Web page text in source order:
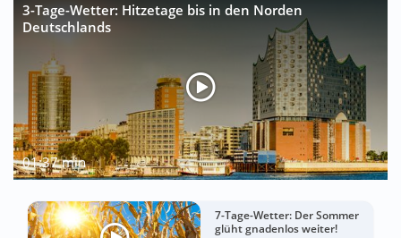
3-Tage-Wetter: Hitzetage bis in den Norden
Deutschlands
01:37 min
7-Tage-Wetter: Der Sommer
glüht gnadenlos weiter!